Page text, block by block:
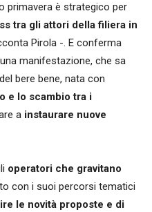
primavera è strategico per
tra gli attori della filiera in
Pirola -. E conferma
manifestazione, che sa
bere bene, nata con
e lo scambio tra i
a instaurare nuove
operatori che gravitano
con i suoi percorsi tematici
le novità proposte e di